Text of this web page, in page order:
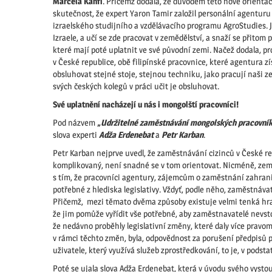
skutečnost, že expert Yaron Tamir založil personální
izraelského studijního a vzdělávacího programu
Izraele, a učí se zde pracovat v zemědělství, a snaží se
které mají poté uplatnit ve své původní zemi. Načež dodala,
v České republice, obě filipínské pracovnice, které agentura
obsluhovat stejné stoje, stejnou techniku, jako pracují naši
svých českých kolegů v práci učit je obsluhovat.
Své uplatnění nacházejí u nás i mongolští pracovníci!
Pod názvem „Udržitelné zaměstnávání mongolských
slova experti Adža Erdenebata Petr Karban.
Petr Karban nejprve uvedl, že zaměstnávání cizinců v České
komplikovaný, není snadné se v tom orientovat. Nicméně,
s tím, že pracovníci agentury, zájemcům o zaměstnání
potřebné z hlediska legislativy. Vždyť, podle něho,
Přičemž, mezi těmato dvěma způsoby existuje velmi tenká
že jim pomůže vyřídit vše potřebné, aby zaměstnavatelé
že nedávno proběhly legislativní změny, které daly více
v rámci těchto změn, byla, odpovědnost za porušení
uživatele, který využívá služeb zprostředkování, to je, v
Poté se ujala slova Adža Erdenebat, která v úvodu svého